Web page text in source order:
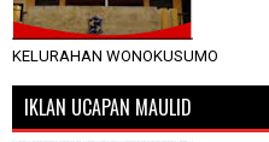
KELURAHAN WONOKUSUMO
IKLAN UCAPAN MAULID